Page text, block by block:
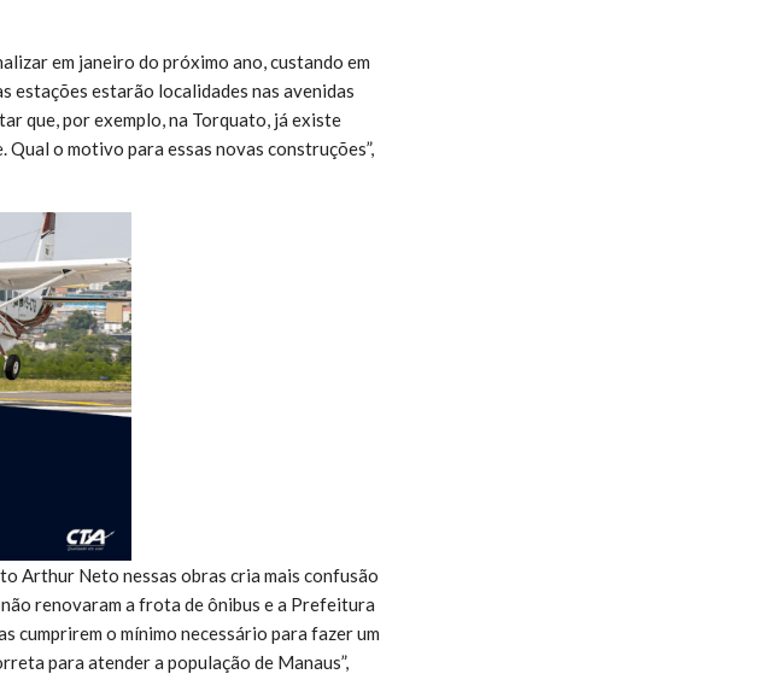
em janeiro do próximo ano, custando em
estações estarão localidades nas avenidas
que, por exemplo, na Torquato, já existe
o motivo para essas novas construções”,
Arthur Neto nessas obras cria mais confusão
renovaram a frota de ônibus e a Prefeitura
cumprirem o mínimo necessário para fazer um
para atender a população de Manaus”,